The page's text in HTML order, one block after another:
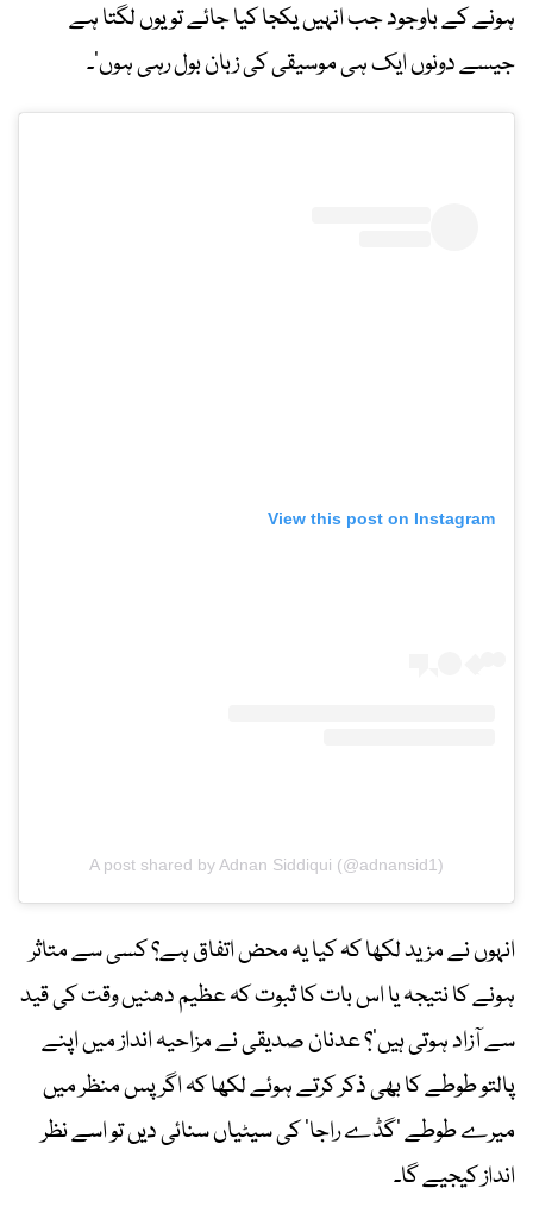
ہونے کے باوجود جب انہیں یکجا کیا جائے تو یوں لگتا ہے
جیسے دونوں ایک ہی موسیقی کی زبان بول رہی ہوں‘۔
View this post on Instagram
A post shared by Adnan Siddiqui (@adnansid1)
انہوں نے مزید لکھا کہ کیا یہ محض اتفاق ہے؟ کسی سے متاثر
ہونے کا نتیجہ یا اس بات کا ثبوت کہ عظیم دھنیں وقت کی قید
سے آزاد ہوتی ہیں‘؟ عدنان صدیقی نے مزاحیہ انداز میں اپنے
پالتو طوطے کا بھی ذکر کرتے ہوئے لکھا کہ اگر پس منظر میں
میرے طوطے ‘گڈے راجا’ کی سیٹیاں سنائی دیں تو اسے نظر
انداز کیجیے گا۔